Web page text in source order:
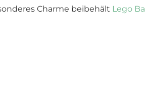
Charme beibehält Lego